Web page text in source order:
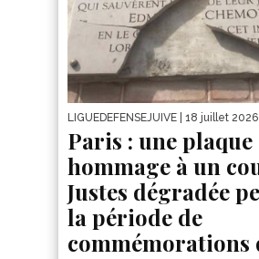
LIGUEDEFENSEJUIVE | 18 juillet 2026
Paris : une plaque
hommage à un
Justes dégradée
la période de
commémorations